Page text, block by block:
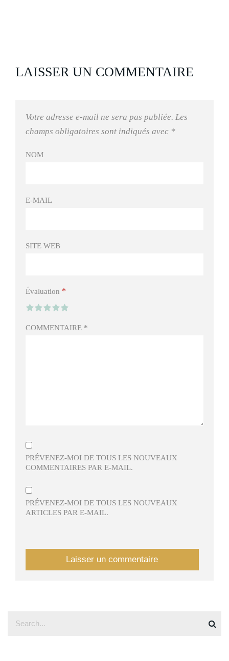
LAISSER UN COMMENTAIRE
Votre adresse e-mail ne sera pas publiée. Les
champs obligatoires sont indiqués avec *
NOM
E-MAIL
SITE WEB
Évaluation *
COMMENTAIRE *
PRÉVENEZ-MOI DE TOUS LES NOUVEAUX
COMMENTAIRES PAR E-MAIL.
PRÉVENEZ-MOI DE TOUS LES NOUVEAUX
ARTICLES PAR E-MAIL.